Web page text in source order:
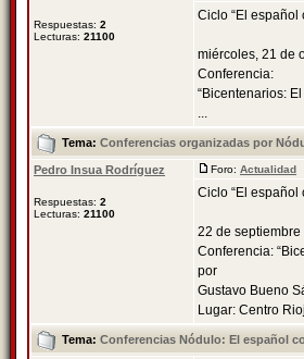
Respuestas: 2
Lecturas: 21100
Ciclo “El español
miércoles, 21 de
Conferencia:
“Bicentenarios:
...
Tema: Conferencias organizadas por
Pedro Insua Rodríguez
Respuestas: 2
Lecturas: 21100
Foro: Actualidad
Ciclo “El español
22 de septiembre
Conferencia:
por
Gustavo Bueno
Lugar: Centro
Tema: Conferencias Nódulo: El español